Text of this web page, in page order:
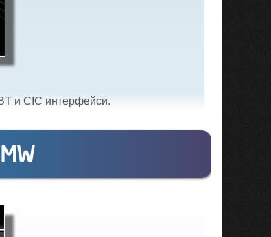
и CIC интерфейси.